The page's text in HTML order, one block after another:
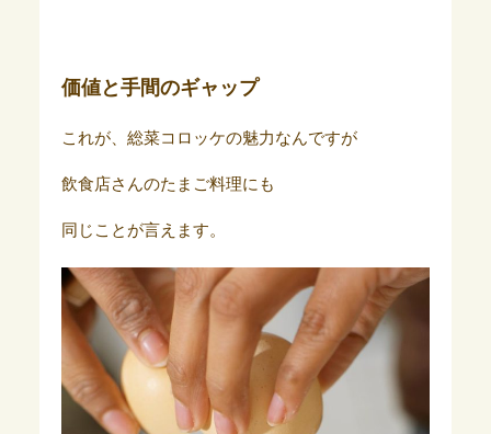
価値と手間のギャップ
これが、総菜コロッケの魅力なんですが
飲食店さんのたまご料理にも
同じことが言えます。